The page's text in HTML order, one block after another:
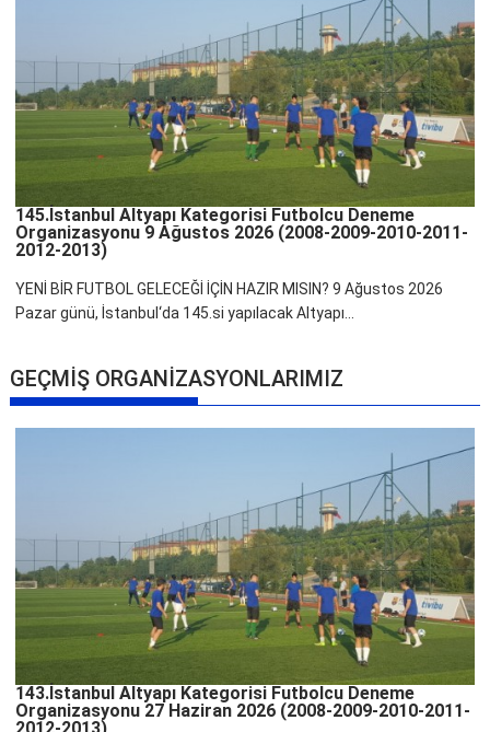
145.İstanbul Altyapı Kategorisi Futbolcu Deneme
Organizasyonu 9 Ağustos 2026 (2008-2009-2010-2011-
2012-2013)
YENİ BİR FUTBOL GELECEĞİ İÇİN HAZIR MISIN? 9 Ağustos 2026
Pazar günü, İstanbul‘da 145.si yapılacak Altyapı...
GEÇMİŞ ORGANİZASYONLARIMIZ
143.İstanbul Altyapı Kategorisi Futbolcu Deneme
Organizasyonu 27 Haziran 2026 (2008-2009-2010-2011-
2012-2013)